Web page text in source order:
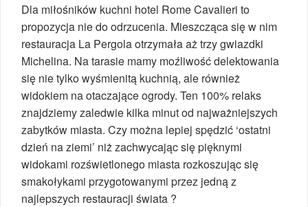
Dla miłośników kuchni hotel Rome Cavalieri to
propozycja nie do odrzucenia. Mieszcząca się w nim
restauracja La Pergola otrzymała aż trzy gwiazdki
Michelina. Na tarasie mamy moźliwość delektowania
się nie tylko wyśmienitą kuchnią, ale również
widokiem na otaczające ogrody. Ten 100% relaks
znajdziemy zaledwie kilka minut od najważniejszych
zabytków miasta. Czy można lepiej spędzić ‘ostatni
dzień na ziemi’ niż zachwycając się pięknymi
widokami rozświetlonego miasta rozkoszując się
smakołykami przygotowanymi przez jedną z
najlepszych restauracji świata ?